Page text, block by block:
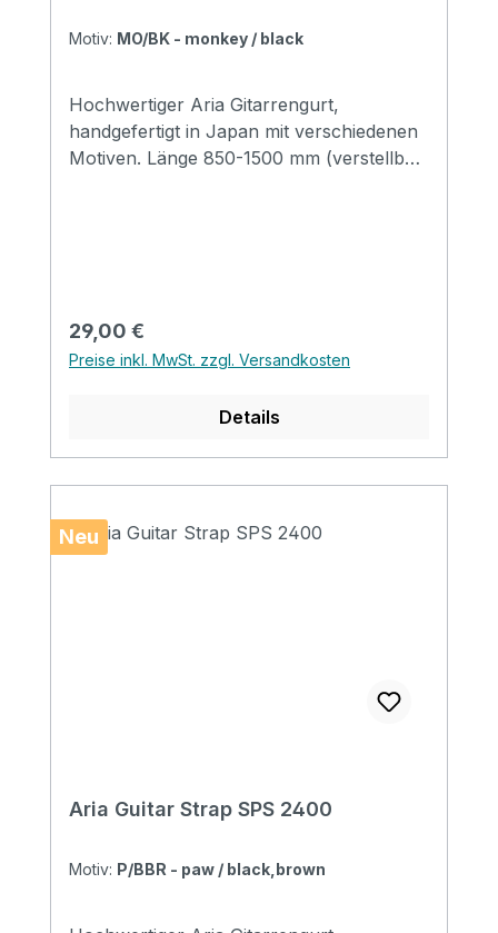
Motiv: MO/BK - monkey / black
Hochwertiger Aria Gitarrengurt,
handgefertigt in Japan mit verschiedenen
Motiven. Länge 850-1500 mm (verstellbar)
Regulärer Preis:
29,00 €
Preise inkl. MwSt. zzgl. Versandkosten
Details
Neu
Aria Guitar Strap SPS 2400
Motiv: P/BBR - paw / black,brown